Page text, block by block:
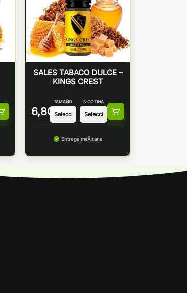
SALES TABACO DULCE –
KINGS CREST
6,80 €
TAMAÑO NICOTINA
Entrega maÃ±ana